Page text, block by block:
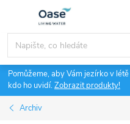
obsah
Pomůžeme, aby Vám jezírko v
kdo ho uvidí.Zobrazit produkty!
Archiv